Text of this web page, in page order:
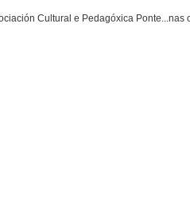
Cultural e Pedagóxica Ponte...nas